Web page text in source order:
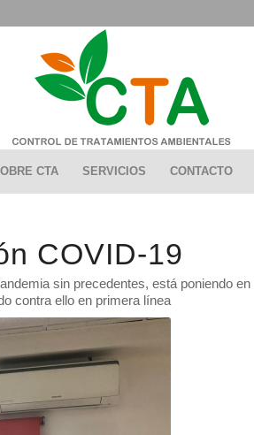
CTA SERVICIOS CONTACTO
COVID-19
sin precedentes, está poniendo en
contra ello en primera línea